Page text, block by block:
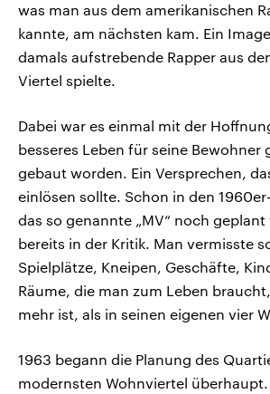
was man aus dem amerikanischen
kannte, am nächsten kam. Ein
damals aufstrebende Rapper aus
Viertel spielte.
Dabei war es einmal mit der
besseres Leben für seine Bewohner
gebaut worden. Ein Versprechen,
einlösen sollte. Schon in den
das so genannte „MV“ noch
bereits in der Kritik. Man vermisste
Spielplätze, Kneipen, Geschäfte,
Räume, die man zum Leben
mehr ist, als in seinen eigenen vier
1963 begann die Planung des
modernsten Wohnviertel überhaupt.